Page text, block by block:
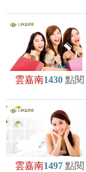
雲嘉南1430 點閱
雲嘉南1497 點閱